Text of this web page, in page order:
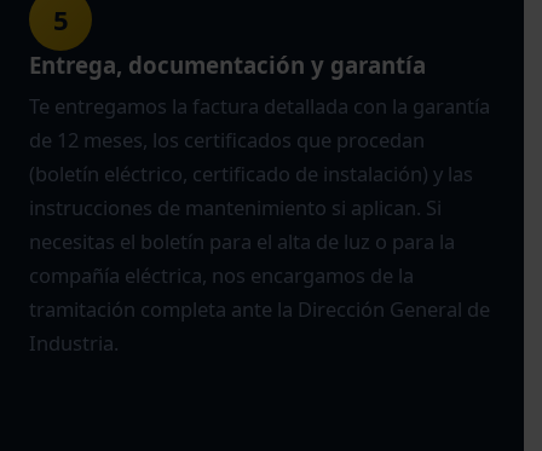
5
Entrega, documentación y garantía
Te entregamos la factura detallada con la garantía
de 12 meses, los certificados que procedan
(boletín eléctrico, certificado de instalación) y las
instrucciones de mantenimiento si aplican. Si
necesitas el boletín para el alta de luz o para la
compañía eléctrica, nos encargamos de la
tramitación completa ante la Dirección General de
Industria.